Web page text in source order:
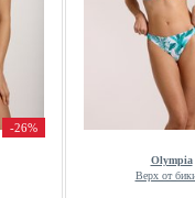
-26%
Olympia
Верх от